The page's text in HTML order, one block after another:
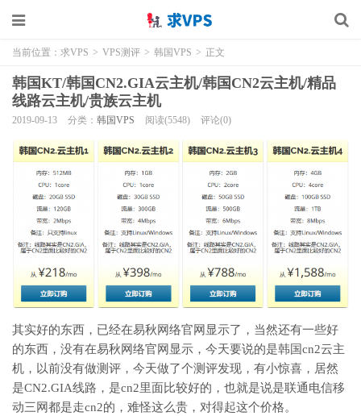
当前位置： 求VPS > VPS测评 > 韩国VPS > 正文
韩国KT/韩国CN2.GIA云主机/韩国CN2云主机/精品
线路云主机/贵族云主机
2019-09-13 分类： 韩国VPS 阅读(5548) 评论(0)
其实好的东西，已经在易秋网络官网显示了，当然还有一些好
的东西，没有在易秋网络官网显示，今天要说的是韩国cn2云主
机，以前没有做测评，今天做了个测评发现，有小惊喜，居然
是CN2.GIA线路，是cn2里面比较好的，也就是说是联通电信移
动三网都是走cn2的，难怪这么贵，对得起这个价格。